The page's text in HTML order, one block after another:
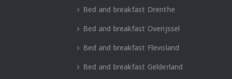
Bed and breakfast Drenthe
Bed and breakfast Overijssel
Bed and breakfast Flevoland
Bed and breakfast Gelderland